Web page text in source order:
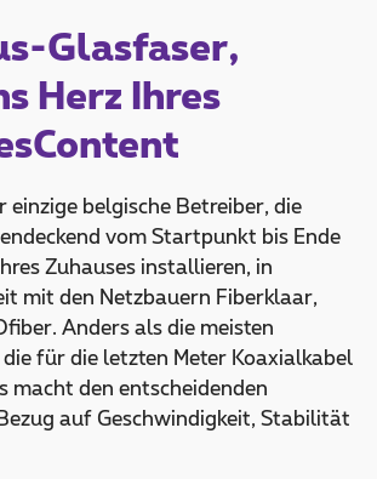
Glasfaser,
Herz Ihres
einzige belgische Betreiber, die
vom Startpunkt bis Ende
Zuhauses installieren, in
mit den Netzbauern Fiberklaar,
Anders als die meisten
für die letzten Meter Koaxialkabel
macht den entscheidenden
auf Geschwindigkeit, Stabilität